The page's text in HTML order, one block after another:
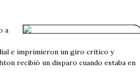
a
e imprimieron un giro crítico y
recibió un disparo cuando estaba en